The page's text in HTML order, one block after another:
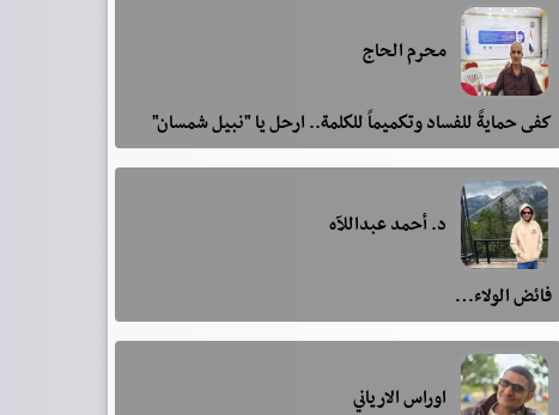
محرم الحاج
كفى حمايةً للفساد وتكميماً للكلمة.. ارحل يا "نبيل شمسان"
د. أحمد عبداللآه
فائض الولاء…
اوراس الارياني